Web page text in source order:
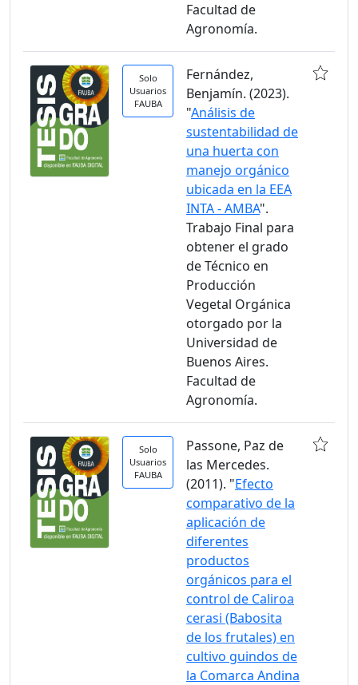
Facultad de
Agronomía.
Solo
Usuarios
FAUBA
Fernández,
Benjamín. (2023).
"Análisis de
sustentabilidad de
una huerta con
manejo orgánico
ubicada en la EEA
INTA - AMBA".
Trabajo Final para
obtener el grado
de Técnico en
Producción
Vegetal Orgánica
otorgado por la
Universidad de
Buenos Aires.
Facultad de
Agronomía.
Solo
Usuarios
FAUBA
Passone, Paz de
las Mercedes.
(2011). "Efecto
comparativo de la
aplicación de
diferentes
productos
orgánicos para el
control de Caliroa
cerasi (Babosita
de los frutales) en
cultivo guindos de
la Comarca Andina